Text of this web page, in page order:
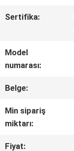
TURU
KONTROLÜ
Sertifika:
Model
numarası:
Belge:
Min sipariş
miktarı:
Fiyat: